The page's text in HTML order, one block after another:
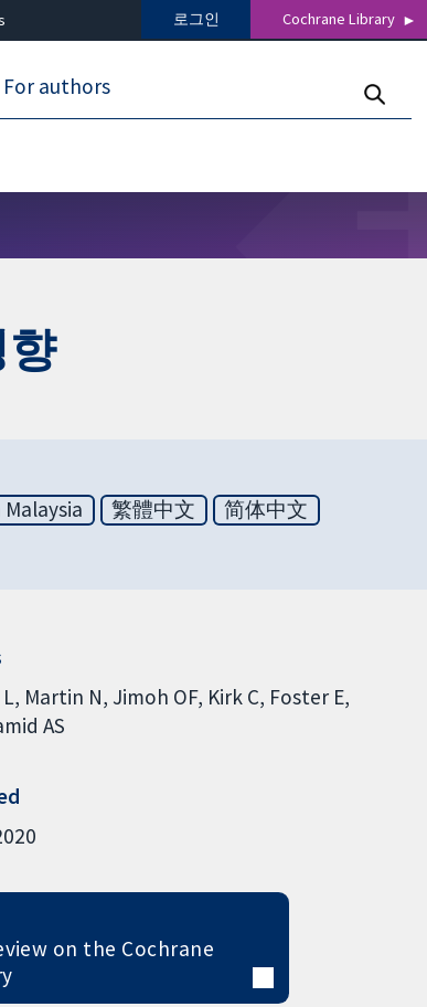
로그인 Cochrane Library
For authors
Malaysia 繁體中文
简体中文
Martin N Jimoh OF Kirk C Foster E
AS
on the Cochrane